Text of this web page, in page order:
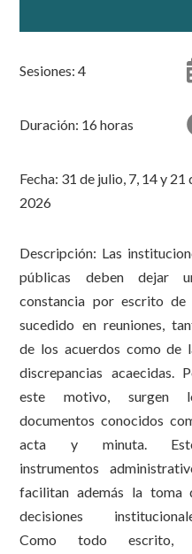
Sesiones: 4
Duración: 16 horas
Fecha: 31 de julio, 7, 14 y 21
2026
Descripción: Las
públicas deben dejar
constancia por escrito de
sucedido en reuniones,
de los acuerdos como de
discrepancias acaecidas.
este motivo, surgen
documentos conocidos
acta y minuta.
instrumentos
facilitan además la toma
decisiones
Como todo escrito,